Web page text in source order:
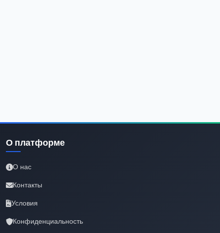
О платформе
О нас
Контакты
Условия
Конфиденциальность